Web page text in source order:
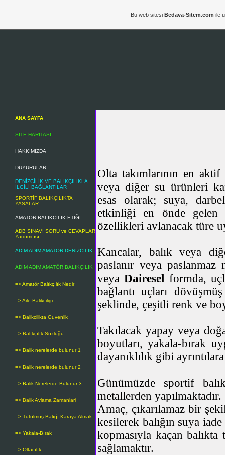
ANA SAYFA
SİTE HARİTASI
HAKKIMIZDA
DUYURULAR
DENİZCİLİK VE BALIKÇILIKLA
İLGİLİ BAĞLANTILAR
SPORTİF BALIKÇILIKTA
YASALAR
AMATÖR BALIKÇILIK ETİĞİ
ADB SINAVI SORU ve CEVAPLAR
Yardımcısı
ADIM ADIM AMATÖR DENİZCİLİK
ADIM ADIM AMATÖR BALIKÇILIK
=> Amatör Balıkçılık Nedir
=> Aile Balikciligi
=> Balikcilikta Guvenlik
=> Balıkçılık Sözlüğü
=> Balik nerelerde bulunur 1
=> Balik nerelerde bulunur 2
=> Balik Nerelerde Bulunur 3
=> Balik Avlama Zamanlari
=> Tutulmuş Balığı Karaya Almak
=> Yakala-Bırak
=> Oltacılık
Olta takımlarının en
veya diğer su ürünleri
esas olarak; suya,
etkinliği en önde gelen
özellikleri avlanacak türe
Kancalar, balık veya
paslanır veya
veyaDairesel formda,
bağlantı uçları
şeklinde, çeşitli renk ve
Takılacak yapay veya
boyutları, yakala-bırak
dayanıklılık gibi
Günümüzde sportif
metallerden yapılmaktadır.
Amaç, çıkarılamaz bir
kesilerek balığın suya
kopmasıyla kaçan
sağlamaktır.
Bu web sitesi Bedava-Sitem.com ile